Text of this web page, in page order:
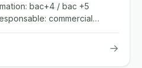
bac+4 / bac +5
commercial
→